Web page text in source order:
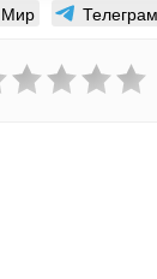
Телеграм